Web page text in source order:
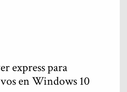
express para
en Windows 10